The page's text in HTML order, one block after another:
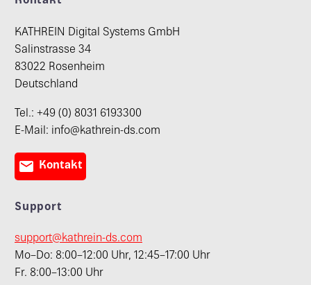
KATHREIN Digital Systems GmbH
Salinstrasse 34
83022 Rosenheim
Deutschland
Tel.: +49 (0) 8031 6193300
E-Mail: info@kathrein-ds.com
 Kontakt
Support
support@kathrein-ds.com
Mo–Do: 8:00–12:00 Uhr, 12:45–17:00 Uhr
Fr. 8:00–13:00 Uhr